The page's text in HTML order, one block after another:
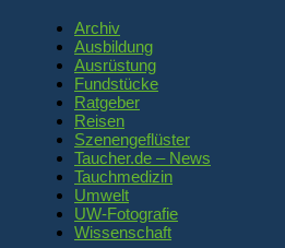
Archiv
Ausbildung
Ausrüstung
Fundstücke
Ratgeber
Reisen
Szenengeflüster
Taucher.de – News
Tauchmedizin
Umwelt
UW-Fotografie
Wissenschaft